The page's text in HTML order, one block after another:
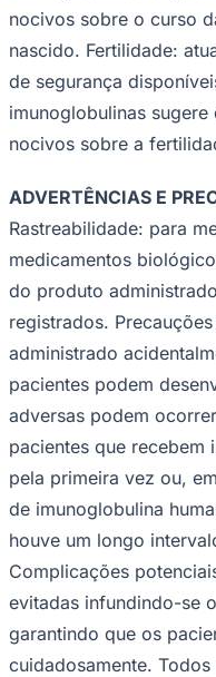
Internacional
nocivos sobre o curso
nascido. Fertilidade:
de segurança
imunoglobulinas
nocivos sobre a
ADVERTÊNCIAS E
Rastreabilidade: para
medicamentos
do produto
registrados.
administrado
pacientes podem
adversas podem
pacientes que recebem
pela primeira vez ou,
de imunoglobulina
houve um longo
Complicações
evitadas infundindo-se
garantindo que os
cuidadosamente.